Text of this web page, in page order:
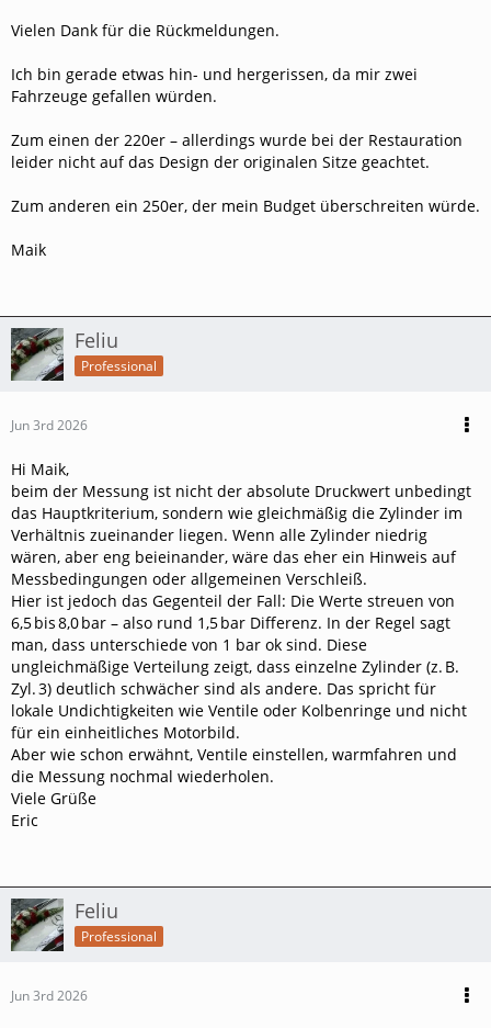
Vielen Dank für die Rückmeldungen.
Ich bin gerade etwas hin- und hergerissen, da mir zwei
Fahrzeuge gefallen würden.
Zum einen der 220er – allerdings wurde bei der Restauration
leider nicht auf das Design der originalen Sitze geachtet.
Zum anderen ein 250er, der mein Budget überschreiten würde.
Maik
Feliu
Professional
Jun 3rd 2026
Hi Maik,
beim der Messung ist nicht der absolute Druckwert unbedingt
das Hauptkriterium, sondern wie gleichmäßig die Zylinder im
Verhältnis zueinander liegen. Wenn alle Zylinder niedrig
wären, aber eng beieinander, wäre das eher ein Hinweis auf
Messbedingungen oder allgemeinen Verschleiß.
Hier ist jedoch das Gegenteil der Fall: Die Werte streuen von
6,5 bis 8,0 bar – also rund 1,5 bar Differenz. In der Regel sagt
man, dass unterschiede von 1 bar ok sind. Diese
ungleichmäßige Verteilung zeigt, dass einzelne Zylinder (z. B.
Zyl. 3) deutlich schwächer sind als andere. Das spricht für
lokale Undichtigkeiten wie Ventile oder Kolbenringe und nicht
für ein einheitliches Motorbild.
Aber wie schon erwähnt, Ventile einstellen, warmfahren und
die Messung nochmal wiederholen.
Viele Grüße
Eric
Feliu
Professional
Jun 3rd 2026